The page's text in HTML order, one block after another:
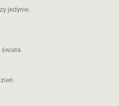
jedynie.
świata.